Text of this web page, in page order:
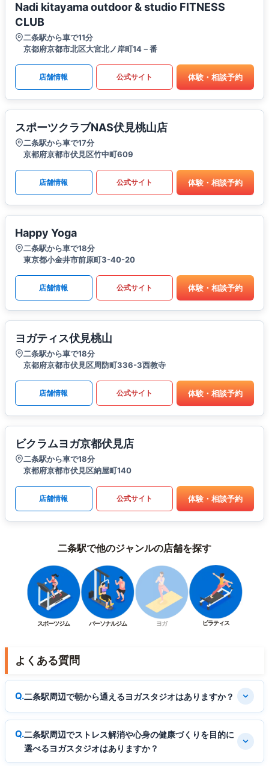
Nadi kitayama outdoor & studio FITNESS
CLUB
二条駅から車で11分
京都府京都市北区大宮北ノ岸町14－番
店舗情報 公式サイト 体験・相談予約
スポーツクラブNAS伏見桃山店
二条駅から車で17分
京都府京都市伏見区竹中町609
店舗情報 公式サイト 体験・相談予約
Happy Yoga
二条駅から車で18分
東京都小金井市前原町3-40-20
店舗情報 公式サイト 体験・相談予約
ヨガティス伏見桃山
二条駅から車で18分
京都府京都市伏見区周防町336-3西教寺
店舗情報 公式サイト 体験・相談予約
ビクラムヨガ京都伏見店
二条駅から車で18分
京都府京都市伏見区納屋町140
店舗情報 公式サイト 体験・相談予約
二条駅で他のジャンルの店舗を探す
スポーツジム パーソナルジム ヨガ ピラティス
よくある質問
二条駅周辺で朝から通えるヨガスタジオはありますか？
二条駅周辺でストレス解消や心身の健康づくりを目的に
選べるヨガスタジオはありますか？